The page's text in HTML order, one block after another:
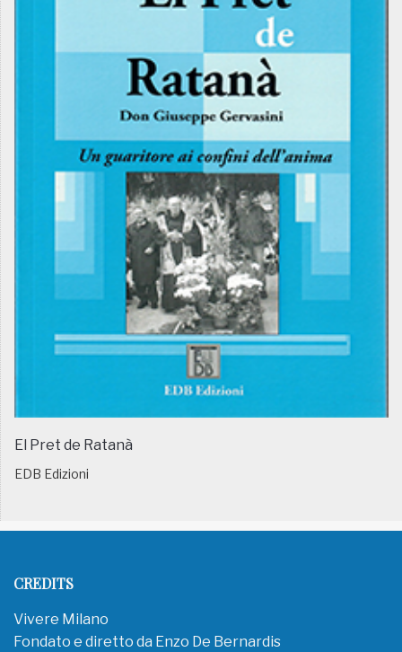
El Pret de Ratanà
EDB Edizioni
CREDITS
Vivere Milano
Fondato e diretto da Enzo De Bernardis